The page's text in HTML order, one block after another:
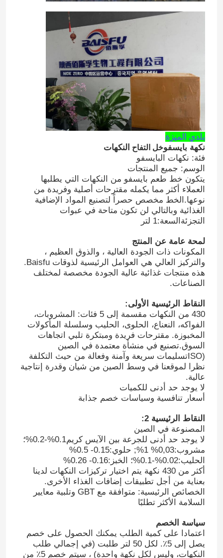
مسحوق مجفف بالتجميد
الزيت العضوي
المكونات الطبيعية لفقدان الوزن
الصباغ الطبيعي
منتج الرعاية الصحية
بلدي الميزة
نكهة بايسفوخل التفاح النكهات
فئة: نكهات البايسفو
الوسم: جميع المنتجات
يتكون خط طعم بايسفو من النكهات التي يطلبها
العملاء أكثر مما يكمله مقترحات أصلية وفريدة من
نوعها.الخط مخصص حصراً لتصنيع المواد الإضافية
الغذائية وبالتالي لن تكون متاحة في عبوات
التجزئةالسعة:1 لتر
لمحة عامة عن المنتج
المكونات ذات الجودة العالية ، والذوق العظيم ،
والتركيز العالي هي العوامل الرئيسية لذوقات Baisfu.
هذه منتجات غذائية عالية الجودة مخصصة لمختلف
الصناعات.
النقاط الرئيسية الأولى:
430 من النكهات مقسمة إلى 5 فئات: المشروبات،
الفواكه، النعناع، الحلوى، الحليب وسلسلة المأكولات
المخبوزة. مقترحات فريدة ومبتكرة تلبي اتجاهات
السوق.تصنيع في منشأة معتمدة في الصين
(ISOتسليمات سريعة وآمنة وفعالة من حيث التكلفة
نظرا لموقعنا في وسط الصين من شيان وقدرة إنتاجية
عالية.
لا يوجد حد أدنى للكميات
أسعار تنافسية وسياسات خصم جذابة
النقاط الرئيسية 2:
المصنوعة في الصين
لا يوجد حد أدنى للجرعة بين الآيس كريم0.1%-0.2%؛
مشروب:0,03% 1%; حلوي:0.15- 0.5%
الحليب:0.02%-0.1%؛ الخبز:0.16- 0.26%
أكثر من 430 نكهة يتم اختيار تركيزات النكهات لدينا
بعناية من أجل تطبيقات إضافات الغذاء الأخرى.
الخصائص الرئيسية: متوافقة مع GBT وتلبية معايير
السلامة الأكثر تطلبًا
سياسة الخصم
اعتمادا على كمية الطلب يمكنك الحصول على خصم
يصل إلى 5٪. لكل 50 لتر طلبت (في إجمالي طلب
النكهات، وليس لكل نكهة واحدة) ، سيتم خصم 5٪ من